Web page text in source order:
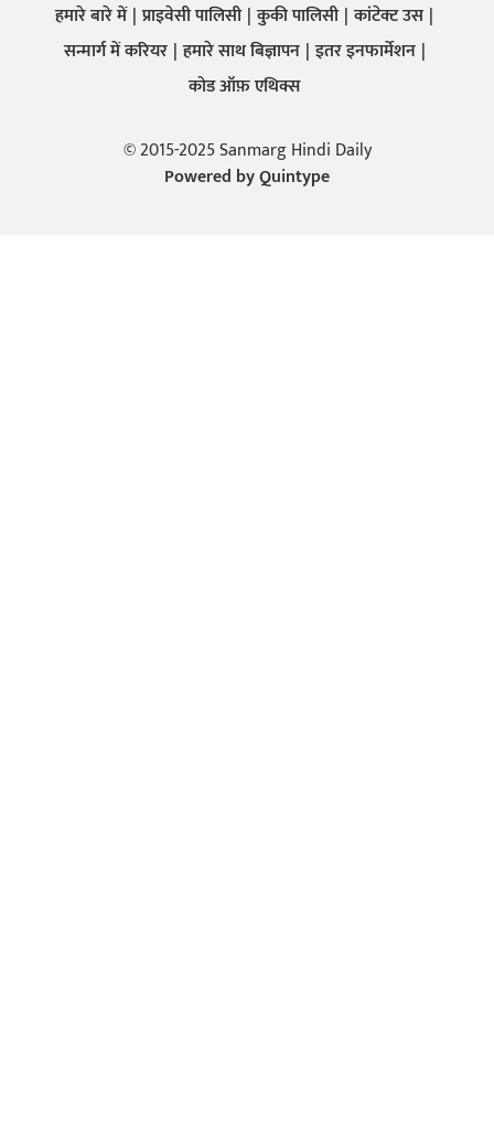
हमारे बारे में प्राइवेसी पालिसी कुकी पालिसी कांटेक्ट उस
सन्मार्ग में करियर हमारे साथ बिज्ञापन इतर इनफार्मेशन
कोड ऑफ़ एथिक्स
© 2015-2025 Sanmarg Hindi Daily
Powered byQuintype